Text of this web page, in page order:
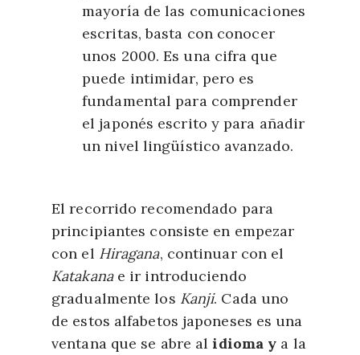
mayoría de las comunicaciones
escritas, basta con conocer
unos 2000. Es una cifra que
puede intimidar, pero es
fundamental para comprender
el japonés escrito y para añadir
un nivel lingüístico avanzado.
El recorrido recomendado para
principiantes consiste en empezar
con el Hiragana, continuar con el
Katakana e ir introduciendo
gradualmente los Kanji. Cada uno
de estos alfabetos japoneses esuna
ventana que se abre alidioma y a la